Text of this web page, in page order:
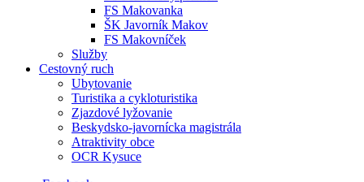
FS Makovanka
ŠK Javorník Makov
FS Makovníček
Služby
Cestovný ruch
Ubytovanie
Turistika a cykloturistika
Zjazdové lyžovanie
Beskydsko-javornícka magistrála
Atraktivity obce
OCR Kysuce